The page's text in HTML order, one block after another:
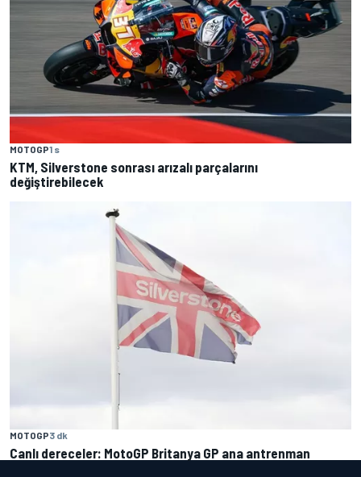
MOTOGP1 s
KTM, Silverstone sonrası arızalı parçalarını
değiştirebilecek
MOTOGP3 dk
Canlı dereceler: MotoGP Britanya GP ana antrenman